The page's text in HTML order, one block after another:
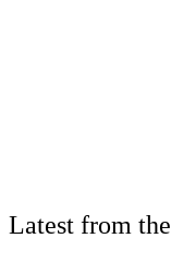
Latest from the